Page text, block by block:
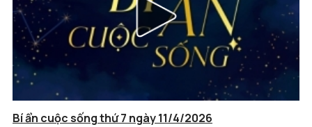
Bí ẩn cuộc sống thứ 7 ngày 11/4/2026